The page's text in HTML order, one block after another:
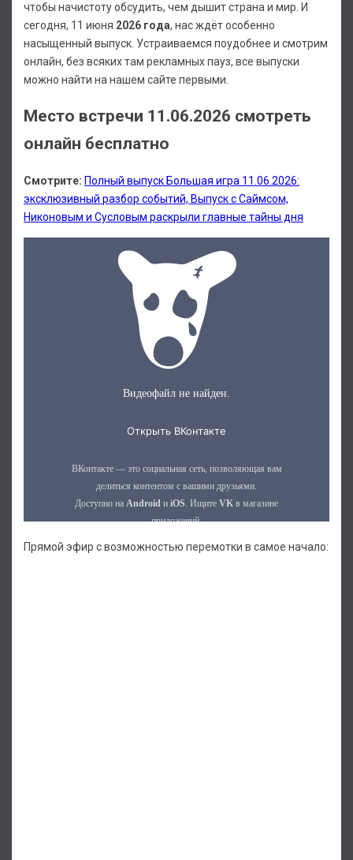
чтобы начистоту обсудить, чем дышит страна и мир. И
сегодня, 11 июня 2026 года, нас ждёт особенно
насыщенный выпуск. Устраиваемся поудобнее и смотрим
онлайн, без всяких там рекламных пауз, все выпуски
можно найти на нашем сайте первыми.
Место встречи 11.06.2026 смотреть
онлайн бесплатно
Смотрите: Полный выпуск Большая игра 11.06.2026:
эксклюзивный разбор событий, Выпуск с Саймсом,
Никоновым и Сусловым раскрыли главные тайны дня
Прямой эфир с возможностью перемотки в самое начало: